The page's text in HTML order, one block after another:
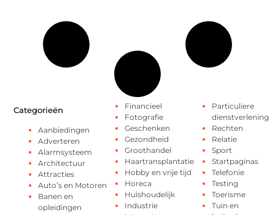
Categorieën
Aanbiedingen
Adverteren
Alarmsysteem
Architectuur
Attracties
Auto’s en Motoren
Banen en
opleidingen
Financieel
Fotografie
Geschenken
Gezondheid
Groothandel
Haartransplantatie
Hobby en vrije tijd
Horeca
Huishoudelijk
Industrie
Particuliere
dienstverlening
Rechten
Relatie
Sport
Startpaginas
Telefonie
Testing
Toerisme
Tuin en